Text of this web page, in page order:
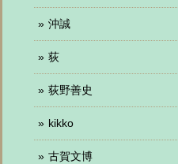
沖誠
荻
荻野善史
kikko
古賀文博